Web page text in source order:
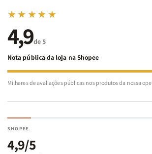
★★★★★
4,9de 5
Nota pública da loja na Shopee
Milhares de avaliações públicas nos produtos da nossa
SHOPEE
4,9/5